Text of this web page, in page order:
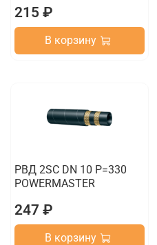
215 ₽
В корзину
РВД 2SC DN 10 P=330
POWERMASTER
247 ₽
В корзину